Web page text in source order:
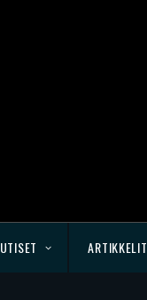
ARTIKKELIT